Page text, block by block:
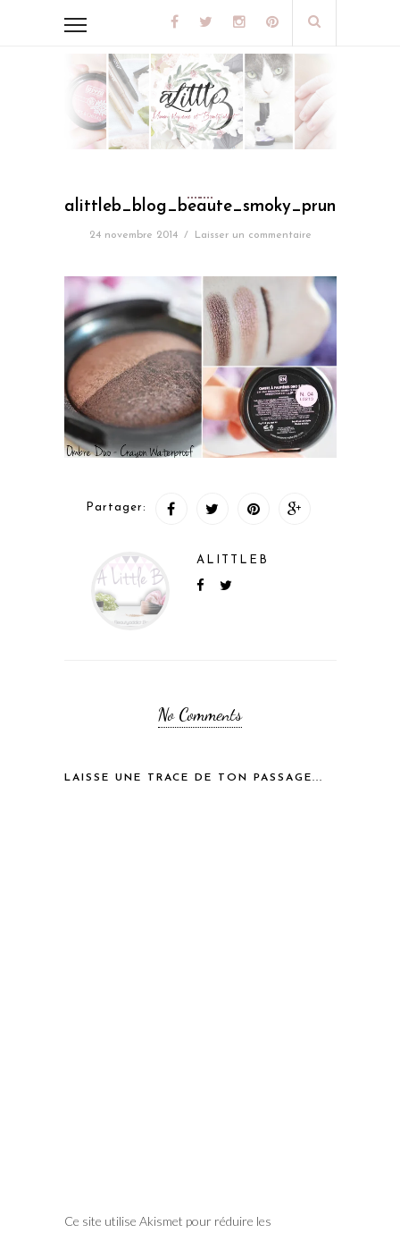
24 novembre 2014 / Laisser un commentaire
Partager:
ALITTLEB
No Comments
LAISSE UNE TRACE DE TON PASSAGE...
Ce site utilise Akismet pour réduire les